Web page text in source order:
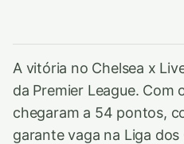
A vitória no Chelsea x
da Premier League. Com
chegaram a 54 pontos,
garante vaga na Liga dos